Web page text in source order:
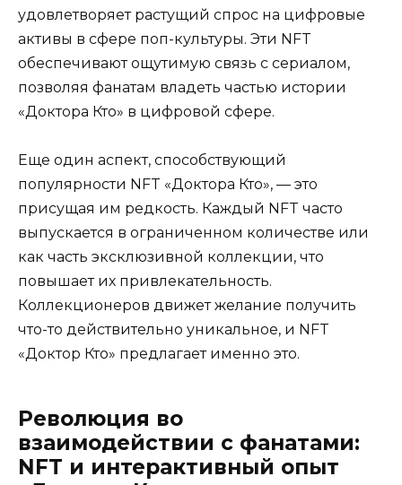
удовлетворяет растущий спрос на цифровые
активы в сфере поп-культуры. Эти NFT
обеспечивают ощутимую связь с сериалом,
позволяя фанатам владеть частью истории
«Доктора Кто» в цифровой сфере.
Еще один аспект, способствующий
популярности NFT «Доктора Кто», — это
присущая им редкость. Каждый NFT часто
выпускается в ограниченном количестве или
как часть эксклюзивной коллекции, что
повышает их привлекательность.
Коллекционеров движет желание получить
что-то действительно уникальное, и NFT
«Доктор Кто» предлагает именно это.
Революция во
взаимодействии с фанатами:
NFT и интерактивный опыт